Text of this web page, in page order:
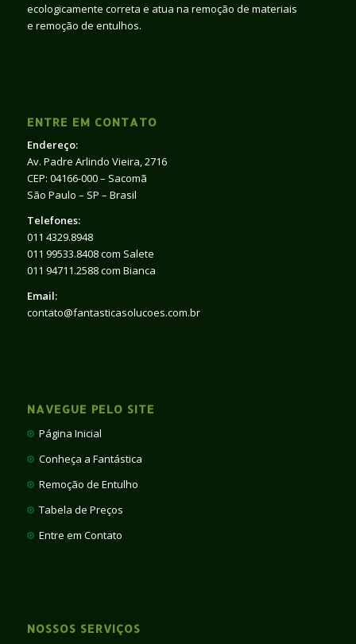
ecologicamente correta e atua na remoção de materiais
e remoção de entulhos.
ENTRE EM CONTATO
Endereço:
Av. Padre Arlindo Vieira, 2716
CEP: 04166-000 – Sacomã
São Paulo – SP – Brasil
Telefones:
011 4329.8948
011 99533.8408 com Salete
011 94711.2588 com Bianca
Email:
contato@fantasticasolucoes.com.br
NAVEGUE PELO SITE
Página Inicial
Conheça a Fantástica
Remoção de Entulho
Tabela de Preços
Entre em Contato
NOSSOS SERVIÇOS